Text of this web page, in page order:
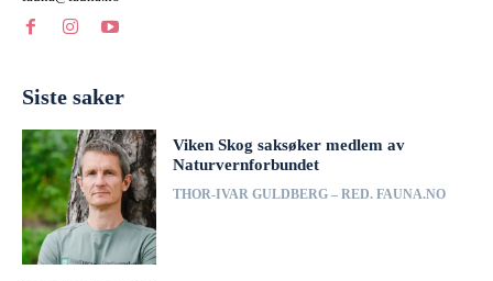
Siste saker
Viken Skog saksøker medlem av
Naturvernforbundet
THOR-IVAR GULDBERG – RED. FAUNA.NO